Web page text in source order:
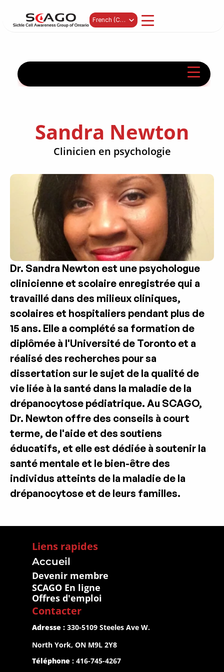
Select Language
French (Canada)
Sandra Newton
Clinicien en psychologie
Dr. Sandra Newton est une psychologue
clinicienne et scolaire enregistrée qui a
travaillé dans des milieux cliniques,
scolaires et hospitaliers pendant plus de
15 ans. Elle a complété sa formation de
diplômée à l'Université de Toronto et a
réalisé des recherches pour sa
dissertation sur le sujet de la qualité de
vie liée à la santé dans la maladie de la
drépanocytose pédiatrique. Au SCAGO,
Dr. Newton offre des conseils à court
terme, de l'aide et des soutiens
éducatifs, et elle est dédiée à soutenir la
santé mentale et le bien-être des
individus atteints de la maladie de la
drépanocytose et de leurs familles.
Liens rapides
Accueil
Devenir membre
SCAGO En ligne
Offres d'emploi
Contacter
Adresse : 330-5109 Steeles Ave W.
North York, ON M9L 2Y8
Téléphone : 416-745-4267